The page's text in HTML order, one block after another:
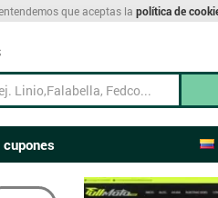
que aceptas la política de